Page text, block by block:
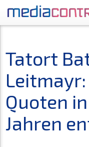
Tatort
Quoten
Jahren